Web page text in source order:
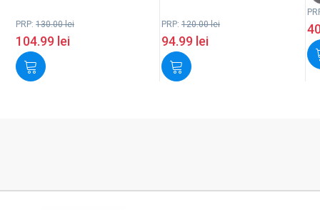
PRP: 130.00lei
104.99 lei
PRP: 120.00lei
94.99 lei